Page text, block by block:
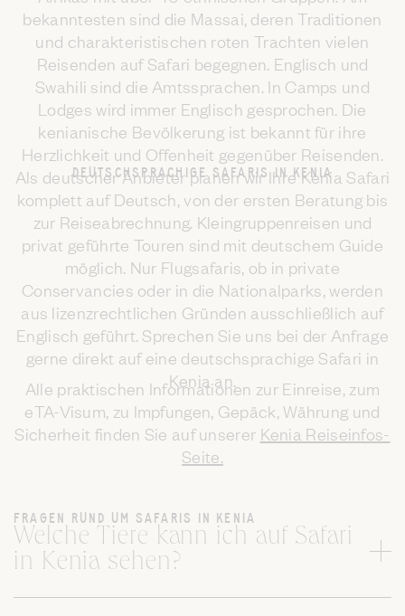
bekanntesten sind die Massai, deren Traditionen
und charakteristischen roten Trachten vielen
Reisenden auf Safari begegnen. Englisch und
Swahili sind die Amtssprachen. In Camps und
Lodges wird immer Englisch gesprochen. Die
kenianische Bevölkerung ist bekannt für ihre
Herzlichkeit und Offenheit gegenüber Reisenden.
DEUTSCHSPRACHIGE SAFARIS IN KENIA
Als deutscher Anbieter planen wir Ihre Kenia Safari
komplett auf Deutsch, von der ersten Beratung bis
zur Reiseabrechnung. Kleingruppenreisen und
privat geführte Touren sind mit deutschem Guide
möglich. Nur Flugsafaris, ob in private
Conservancies oder in die Nationalparks, werden
aus lizenzrechtlichen Gründen ausschließlich auf
Englisch geführt. Sprechen Sie uns bei der Anfrage
gerne direkt auf eine deutschsprachige Safari in
Kenia an.
Alle praktischen Informationen zur Einreise, zum
eTA-Visum, zu Impfungen, Gepäck, Währung und
Sicherheit finden Sie auf unserer Kenia Reiseinfos-
Seite.
FRAGEN RUND UM SAFARIS IN KENIA
Welche Tiere kann ich auf Safari
in Kenia sehen?